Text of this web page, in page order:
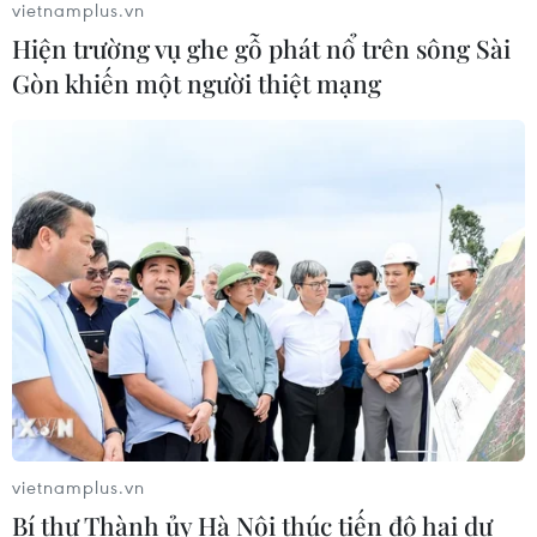
đội phải đá luân lưu cho Bồ Đào Nha
05/07/2016 09:05
Ronaldo trước trận đại chiến
05/07/2016 02:52
"Lính mới" Samuel Umtiti sẽ là tương
lai của Barcelona?
04/07/2016 07:55
"Tiền đạo chân gỗ" Olivier Giroud -
vietnamplus.vn
Hiện trường vụ ghe gỗ phát nổ trên sông Sài
Gòn khiến một người thiệt mạng
vietnamplus.vn
Bí thư Thành ủy Hà Nội thúc tiến độ hai dự